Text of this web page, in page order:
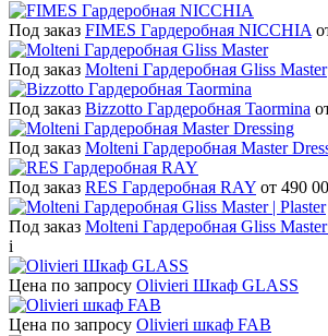
Под заказ FIMES Гардеробная NICCHIA
Под заказ Molteni Гардеробная Gliss Master
Под заказ Bizzotto Гардеробная Taormina
Под заказ Molteni Гардеробная Master
Под заказ RES Гардеробная RAY от 490
Под заказ Molteni Гардеробная Gliss
i
Цена по запросу Olivieri Шкаф GLASS
Цена по запросу Olivieri шкаф FAB